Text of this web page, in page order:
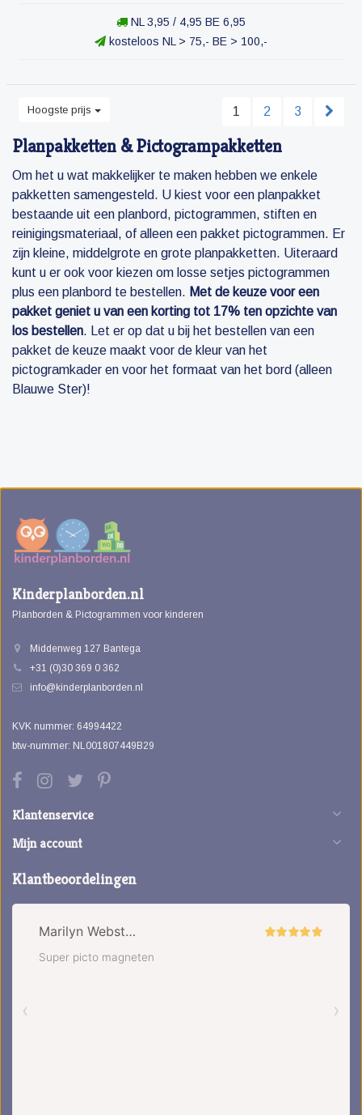
NL 3,95 / 4,95 BE 6,95
kosteloos NL > 75,- BE > 100,-
Hoogste prijs 1 2 3
Planpakketten & Pictogrampakketten
Om het u wat makkelijker te maken hebben we enkele
pakketten samengesteld. U kiest voor een planpakket
bestaande uit een planbord, pictogrammen, stiften en
reinigingsmateriaal, of alleen een pakket pictogrammen. Er
zijn kleine, middelgrote en grote planpakketten. Uiteraard
kunt u er ook voor kiezen om losse setjes pictogrammen
plus een planbord te bestellen. Met de keuze voor een
pakket geniet u van een korting tot 17% ten opzichte van
los bestellen. Let er op dat u bij het bestellen van een
pakket de keuze maakt voor de kleur van het
pictogramkader en voor het formaat van het bord (alleen
Blauwe Ster)!
Kinderplanborden.nl
Planborden & Pictogrammen voor kinderen
Middenweg 127 Bantega
+31 (0)30 369 0 362
info@kinderplanborden.nl
KVK nummer: 64994422
btw-nummer: NL001807449B29
Klantenservice
Mijn account
Klantbeoordelingen